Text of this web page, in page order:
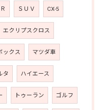
ＳＵＶ CX-5
エクリプスクロス
ックス マツダ車
タ ハイエース
トゥーラン ゴルフ